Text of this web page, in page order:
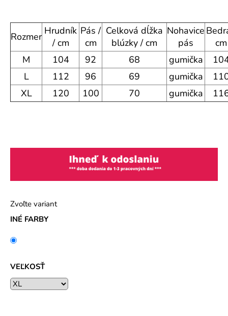
Rozmer Hrudník
/ cm
Pás /
cm
Celková dĺžka
blúzky / cm
Nohavice
pás
cm
M
104 92 68 gumička
L
112 96 69 gumička
XL
120 100 70 gumička
INÉ FARBY
VEĽKOSŤ
Zvoľte variant
e